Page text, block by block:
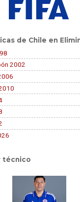
de Chile en
2002
técnico